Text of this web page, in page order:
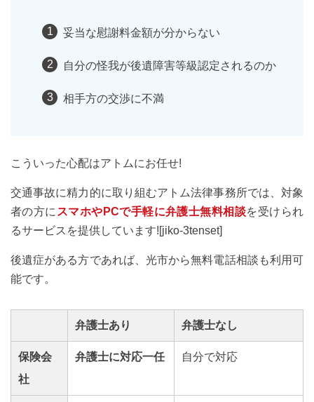
妥当な慰謝料金額が分からない
自分の怪我が後遺障害等級認定されるのか
相手方の交渉に不満
こういった心配はアトムにお任せ!
交通事故に精力的に取り組むアトム法律事務所では、対象
者の方に スマホやPCで手軽に弁護士無料相談を受けられ
るサービスを提供しています![jiko-3tenset]
後遺症がある方であれば、光市から無料電話相談も利用可
能です。
弁護士あり 弁護士なし
保険会
社
弁護士に対応一任 自分で対応